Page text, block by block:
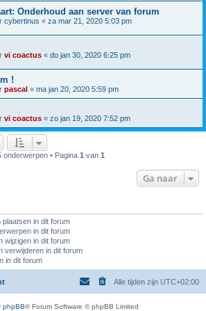
Onderhoud aan server van forum
cybertinus « za mar 21, 2020 5:03 pm
vi coactus « do jan 30, 2020 6:25 pm
!
pascal « ma jan 20, 2020 5:59 pm
vi coactus « zo jan 19, 2020 7:52 pm
onderwerpen • Pagina 1 van 1
Ga naar
plaatsen in dit forum
in dit forum
wijzigen in dit forum
verwijderen in dit forum
in dit forum
Alle tijden zijn UTC+02:00
phpBB® Forum Software © phpBB Limited